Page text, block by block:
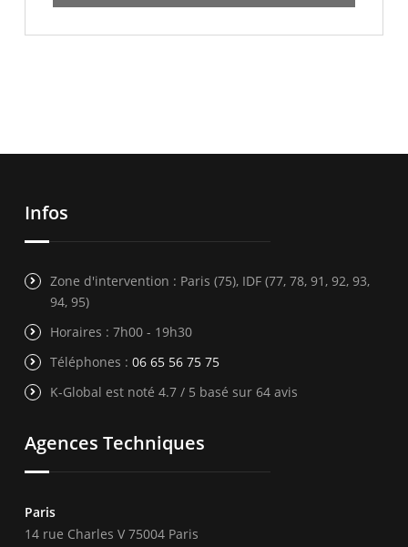
Infos
Zone d'intervention : Paris (75), IDF (77, 78, 91, 92, 93,
94, 95)
Horaires : 7h00 - 19h30
Téléphones : 06 65 56 75 75
K-Global est noté 4.7 / 5 basé sur 64 avis
Agences Techniques
Paris
14 rue Charles V 75004 Paris